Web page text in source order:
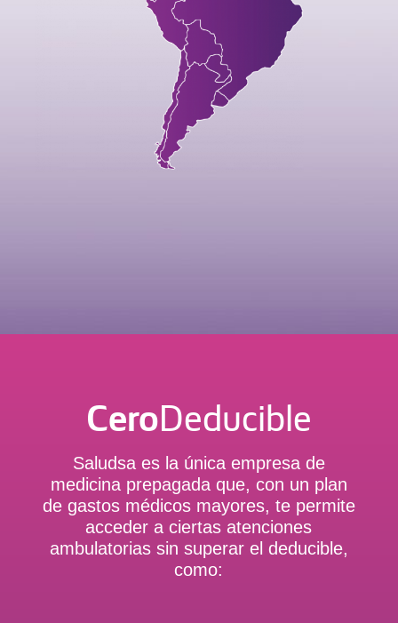
CeroDeducible
Saludsa es la única empresa de
medicina prepagada que, con un plan
de gastos médicos mayores, te permite
acceder a ciertas atenciones
ambulatorias sin superar el deducible,
como: